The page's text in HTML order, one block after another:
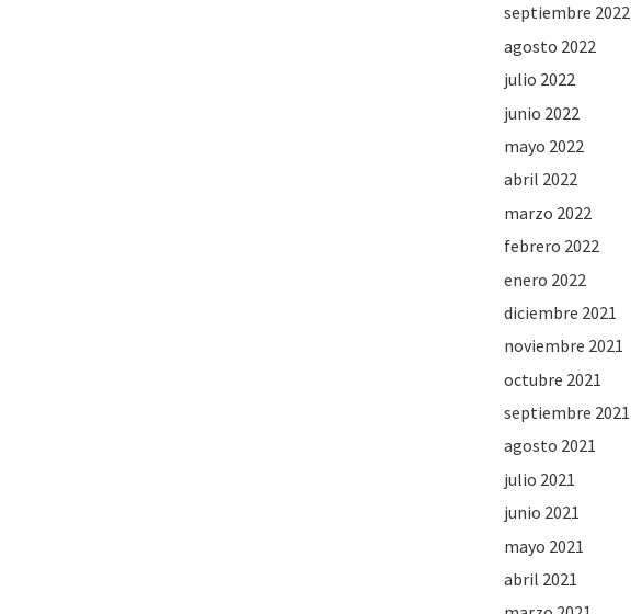
septiembre 2022
agosto 2022
julio 2022
junio 2022
mayo 2022
abril 2022
marzo 2022
febrero 2022
enero 2022
diciembre 2021
noviembre 2021
octubre 2021
septiembre 2021
agosto 2021
julio 2021
junio 2021
mayo 2021
abril 2021